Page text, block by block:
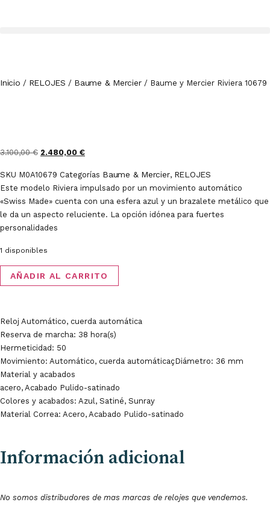
Inicio / RELOJES / Baume & Mercier/ Baume y Mercier Riviera 10679
3.100,00€ 2.480,00 €
SKU M0A10679 Categorías Baume & Mercier, RELOJES
Este modelo Riviera impulsado por un movimiento automático
«Swiss Made» cuenta con una esfera azul y un brazalete metálico que
le da un aspecto reluciente. La opción idónea para fuertes
personalidades
1 disponibles
AÑADIR AL CARRITO
Reloj Automático, cuerda automática
Reserva de marcha: 38 hora(s)
Hermeticidad: 50
Movimiento: Automático, cuerda automáticaçDiámetro: 36 mm
Material y acabados
acero, Acabado Pulido-satinado
Colores y acabados: Azul, Satiné, Sunray
Material Correa: Acero, Acabado Pulido-satinado
Información adicional
No somos distribudores de mas marcas de relojes que vendemos.